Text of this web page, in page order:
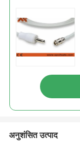
अनुशंसित उत्पाद